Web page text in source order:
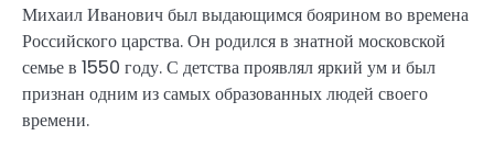
Михаил Иванович был выдающимся боярином во времена
Российского царства. Он родился в знатной московской
семье в 1550 году. С детства проявлял яркий ум и был
признан одним из самых образованных людей своего
времени.